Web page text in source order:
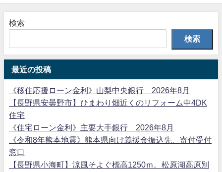
検索
検索
最近の投稿
《移住応援ローン金利》山梨中央銀行 2026年8月
【長野県安曇野市】ひまわり畑近くのリフォーム中4DK
住宅
《住宅ローン金利》主要大手銀行 2026年8月
《令和8年熊本地震》熊本県向け義援金振込先、寄付受付
窓口
【長野県小海町】涼風そよぐ標高1250ｍ。松原湖高原別